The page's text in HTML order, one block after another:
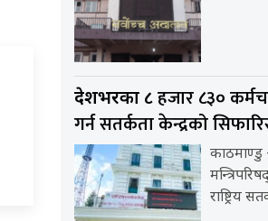
देशभरका ८हजार ८३०
गर्न सतर्कता केन्द्रको
काठमाण्डु –
राष्ट्रिय